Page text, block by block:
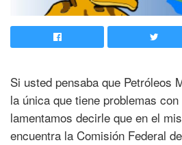
Si usted pensaba que Petróleos
la única que tiene problemas
lamentamos decirle que en el
encuentra la Comisión Federal